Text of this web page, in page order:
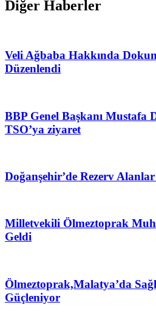
Diğer Haberler
Veli Ağbaba Hakkında
Düzenlendi
BBP Genel Başkanı Mustafa
TSO’ya ziyaret
Doğanşehir’de Rezerv
Milletvekili Ölmeztoprak
Geldi
Ölmeztoprak,Malatya’da
Güçleniyor